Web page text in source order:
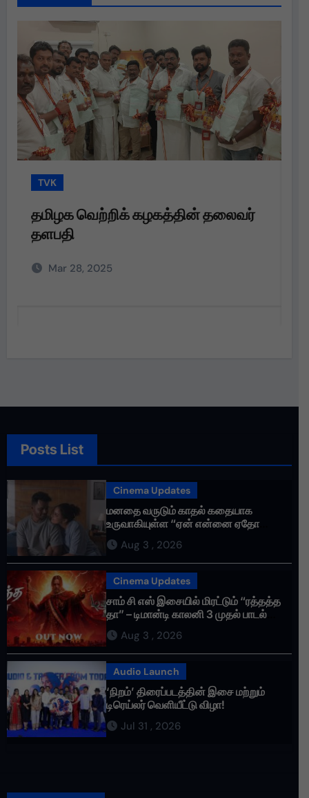
TVK
தமிழக வெற்றிக் கழகத்தின் தலைவர்
தளபதி
Mar 28, 2025
Posts List
Cinema Updates
மனதை வருடும் காதல் கதையாக
உருவாகியுள்ள “ஏன் என்னை ஏதோ
செய்தாய்” – டீசர் வெளியானது !
Aug 3 , 2026
Cinema Updates
சாம் சி எஸ் இசையில் மிரட்டும் “ரத்தத்த
தா” – டிமான்டி காலனி 3 முதல் பாடல்
ரசிகர்களை கவர்ந்து வருகிறது!
Aug 3 , 2026
Audio Launch
‘நிறம்’ திரைப்படத்தின் இசை மற்றும்
டிரெய்லர் வெளியீட்டு விழா!
Jul 31 , 2026